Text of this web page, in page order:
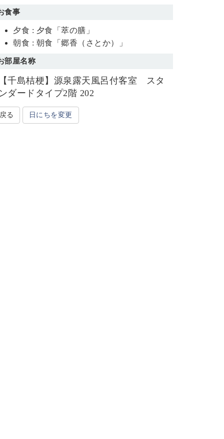
食事
夕食 : 夕食「萃の膳」
朝食 : 朝食「郷香（さとか）」
部屋名称
【千島桔梗】源泉露天風呂付客室 スタ
ンダードタイプ2階 202
戻る 日にちを変更